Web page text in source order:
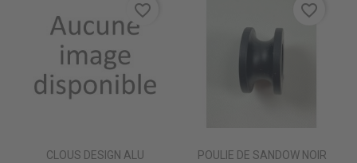
CLOUS DESIGN ALU
favorite_border
POULIE DE SANDOW NOIR
favorite_border